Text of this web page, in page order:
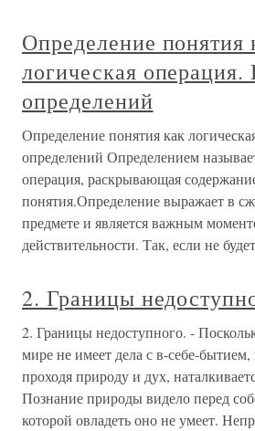
Определение понятия
логическая
определений
Определение понятия как
определений Определением
операция, раскрывающая
понятия.Определение выражает в
предмете и является важным
действительности. Так, если не будет
2. Границы
2. Границы недоступного. -
мире не имеет дела с в-себе-
проходя природу и дух,
Познание природы видело перед
которой овладеть оно не умеет.